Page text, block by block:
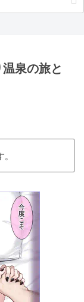
泉の旅と